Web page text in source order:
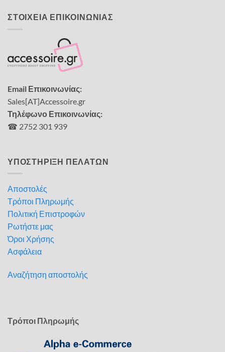
ΣΤΟΙΧΕΙΑ ΕΠΙΚΟΙΝΩΝΙΑΣ
Email Επικοινωνίας:
Sales[AT]Accessoire.gr
Τηλέφωνο Επικοινωνίας:
☎ 2752 301 939
ΥΠΟΣΤΗΡΙΞΗ ΠΕΛΑΤΩΝ
Αποστολές
Τρόποι Πληρωμής
Πολιτική Επιστροφών
Ρωτήστε μας
Όροι Χρήσης
Ασφάλεια
Αναζήτηση αποστολής
Τρόποι Πληρωμής